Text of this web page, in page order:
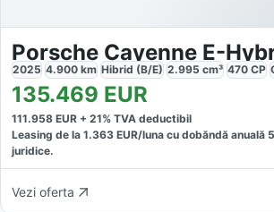
Porsche Cayenne E-
2025 4.900 km Hibrid (B/E) 2.995 cm³ 470 CP
135.469 EUR
111.958 EUR + 21% TVA deductibil
Leasing de la 1.363 EUR/luna cu dobăndă anuală
juridice.
Vezi oferta